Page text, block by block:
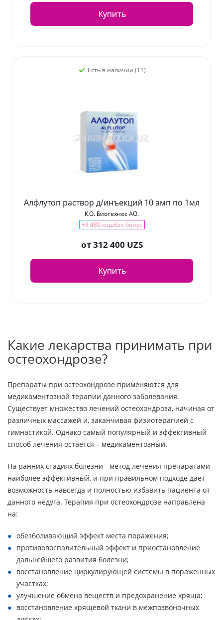
Купить
Есть в наличии (11)
Алфлутоп раствор д/инъекций 10 амп по 1мл
К.О. Биотехнос АО.
+3 480 кешбэк-бонус
от312 400 UZS
Купить
Какие лекарства принимать при
остеохондрозе?
Препараты при остеохондрозе применяются для
медикаментозной терапии данного заболевания.
Существует множество лечений остеохондроза, начиная от
различных массажей и, заканчивая физиотерапией с
гимнастикой. Однако самый популярный и эффективный
способ лечения остается – медикаментозный.
На ранних стадиях болезни - метод лечения препаратами
наиболее эффективный, и при правильном подходе дает
возможность навсегда и полностью избавить пациента от
данного недуга. Терапия при остеохондрозе направлена
на:
обезболивающий эффект места поражения;
противовоспалительный эффект и приостановление
дальнейшего развития болезни;
восстановление циркулирующей системы в пораженных
участках;
улучшение обмена веществ и предохранение хряща;
восстановление хрящевой ткани в межпозвоночных